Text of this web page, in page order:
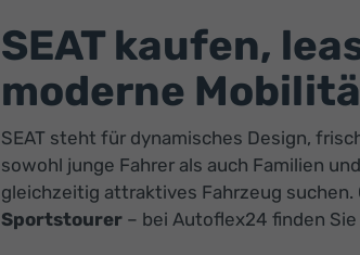
SEAT kaufen,
moderne
SEAT steht für dynamisches Design,
sowohl junge Fahrer als auch Familien
gleichzeitig attraktives Fahrzeug suchen.
Sportstourer– bei Autoflex24 finden Sie